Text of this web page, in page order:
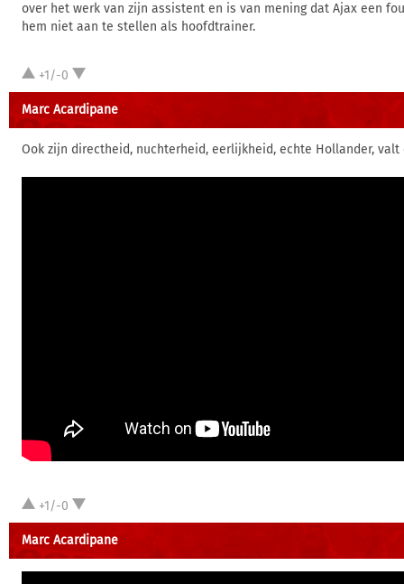
over het werk van zijn assistent en is van mening dat Ajax een
hem niet aan te stellen als hoofdtrainer.
+1/-0
Marc Acardipane
Ook zijn directheid, nuchterheid, eerlijkheid, echte Hollander, valt
+1/-0
Marc Acardipane